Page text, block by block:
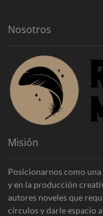
Nosotros
Misión
Posicionarnos como
y en la producción
autores noveles que
círculos y darle espacio